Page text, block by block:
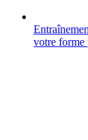
votre forme